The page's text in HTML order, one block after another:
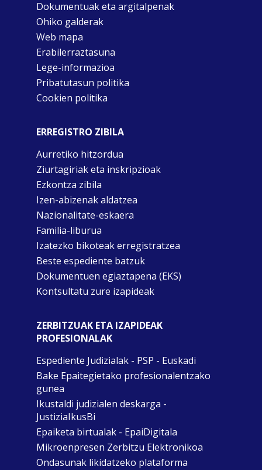
Dokumentuak eta argitalpenak
Ohiko galderak
Web mapa
Erabilerraztasuna
Lege-informazioa
Pribatutasun politika
Cookien politika
ERREGISTRO ZIBILA
Aurretiko hitzordua
Ziurtagiriak eta inskripzioak
Ezkontza zibila
Izen-abizenak aldatzea
Nazionalitate-eskaera
Familia-liburua
Izatezko bikoteak erregistratzea
Beste espediente batzuk
Dokumentuen egiaztapena (EKS)
Kontsultatu zure izapideak
ZERBITZUAK ETA IZAPIDEAK
PROFESIONALAK
Espediente Judizialak - PSP - Euskadi
Bake Epaitegietako profesionalentzako
gunea
Ikustaldi judizialen deskarga -
JustiziaIkusBi
Epaiketa birtualak - EpaiDigitala
Mikroenpresen Zerbitzu Elektronikoa
Ondasunak likidatzeko plataforma